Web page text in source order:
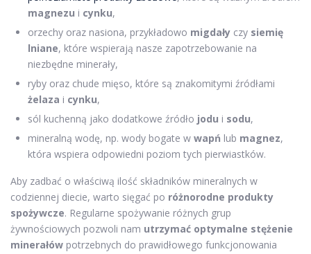
magnezu i cynku,
orzechy oraz nasiona, przykładowo migdały czy siemię
lniane, które wspierają nasze zapotrzebowanie na
niezbędne minerały,
ryby oraz chude mięso, które są znakomitymi źródłami
żelaza i cynku,
sól kuchenną jako dodatkowe źródło jodu i sodu,
mineralną wodę, np. wody bogate w wapń lub magnez,
która wspiera odpowiedni poziom tych pierwiastków.
Aby zadbać o właściwą ilość składników mineralnych w
codziennej diecie, warto sięgać po różnorodne produkty
spożywcze. Regularne spożywanie różnych grup
żywnościowych pozwoli nam utrzymać optymalne stężenie
minerałów potrzebnych do prawidłowego funkcjonowania